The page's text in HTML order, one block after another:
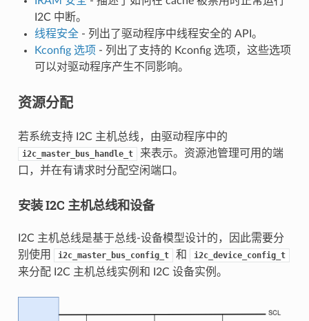
I2C 中断。
线程安全- 列出了驱动程序中线程安全的 API。
Kconfig 选项 - 列出了支持的 Kconfig 选项，这些选项
可以对驱动程序产生不同影响。
资源分配
若系统支持 I2C 主机总线，由驱动程序中的
i2c_master_bus_handle_t
来表示。资源池管理可用的端
口，并在有请求时分配空闲端口。
安装 I2C 主机总线和设备
I2C 主机总线是基于总线-设备模型设计的，因此需要分
别使用
i2c_master_bus_config_t 和 i2c_device_config_t
来分配 I2C 主机总线实例和 I2C 设备实例。